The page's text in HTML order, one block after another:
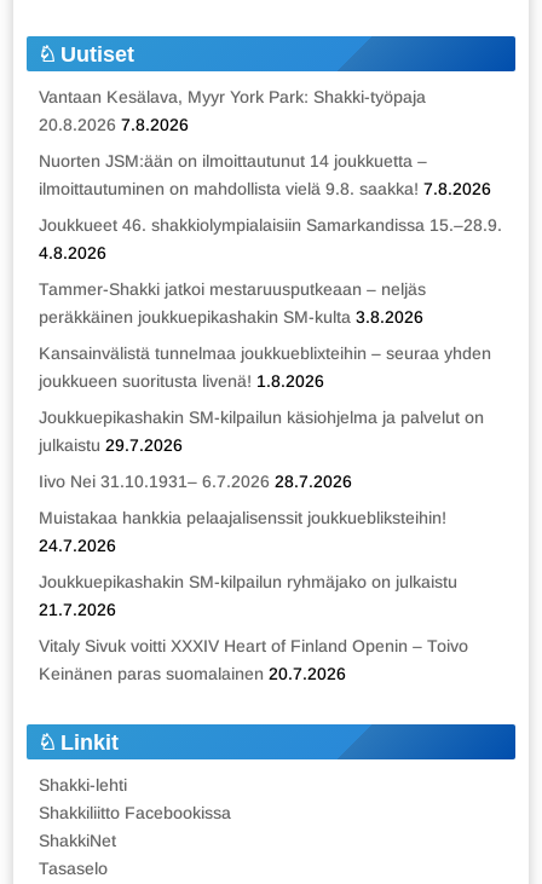
Uutiset
Vantaan Kesälava, Myyr York Park: Shakki-työpaja
20.8.2026 7.8.2026
Nuorten JSM:ään on ilmoittautunut 14 joukkuetta –
ilmoittautuminen on mahdollista vielä 9.8. saakka! 7.8.2026
Joukkueet 46. shakkiolympialaisiin Samarkandissa 15.–28.9.
4.8.2026
Tammer-Shakki jatkoi mestaruusputkeaan – neljäs
peräkkäinen joukkuepikashakin SM-kulta 3.8.2026
Kansainvälistä tunnelmaa joukkueblixteihin – seuraa yhden
joukkueen suoritusta livenä! 1.8.2026
Joukkuepikashakin SM-kilpailun käsiohjelma ja palvelut on
julkaistu 29.7.2026
Iivo Nei 31.10.1931– 6.7.2026 28.7.2026
Muistakaa hankkia pelaajalisenssit joukkuebliksteihin!
24.7.2026
Joukkuepikashakin SM-kilpailun ryhmäjako on julkaistu
21.7.2026
Vitaly Sivuk voitti XXXIV Heart of Finland Openin – Toivo
Keinänen paras suomalainen 20.7.2026
Linkit
Shakki-lehti
Shakkiliitto Facebookissa
ShakkiNet
Tasaselo